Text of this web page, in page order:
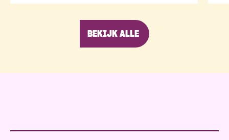
BEKIJK ALLE